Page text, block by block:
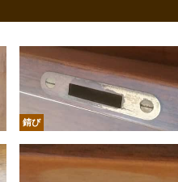
錆び